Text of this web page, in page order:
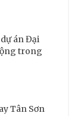
án Đại
trong
Tân Sơn